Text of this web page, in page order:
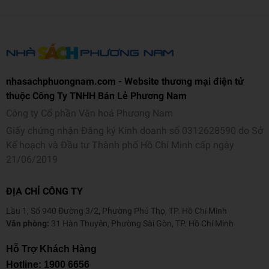
ngẫm về những giá trị đẹp đẽ của đời sống. Để nắm lấy những thời
theo chiều hướng tỉnh thức và nhân ái. Và trên hết, đó là cùng
chung tay xây dựng một thế giới tốt đẹp trên nền tảng của yêu
thương và chữa lành.
“Nếu chúng ta có thể cùng nhau chuyển hoá những tư tưởng
thù hận, tham lam, ích
kỷ bằng những tư tưởng cao thượng,
tốt lành; chuyển
Muôn Kiếp Nhân Sinh 2.
Thông tin tác giả
Tác giả Nguyên Phong
tốt nghiệp cao học Sinh vật học, Điện toán. Ông từng là Kỹ sư
nhasachphuongnam.com - Website thương mại điện tử
thuộc Công Ty TNHH Bán Lẻ Phương Nam
Công ty Cổ phần Văn hoá Phương Nam
Giấy chứng nhận Đăng ký Kinh doanh số 0312628590 do Sở
Kế hoạch và Đầu tư Thành phố Hồ Chí Minh cấp ngày
21/06/2019
ĐỊA CHỈ CÔNG TY
Lầu 1, Số 940 Đường 3/2, Phường Phú Thọ, TP. Hồ Chí Minh
Văn phòng: 31 Hàn Thuyên, Phường Sài Gòn, TP. Hồ Chí Minh
Hỗ Trợ Khách Hàng
Hotline: 1900 6656